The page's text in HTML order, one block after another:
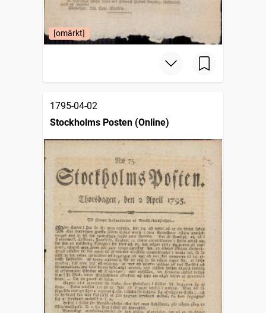
[omärkt]
1795-04-02
Stockholms Posten (Online)